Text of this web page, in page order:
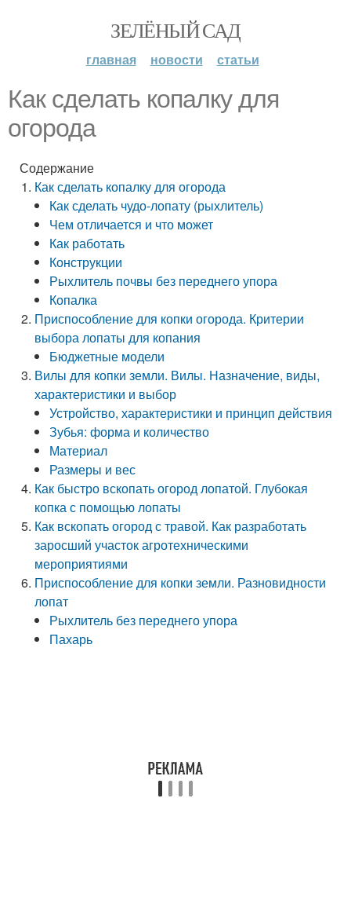
ЗЕЛЁНЫЙ САД
главная новости статьи
Как сделать копалку для
огорода
Содержание
Как сделать копалку для огорода
Как сделать чудо-лопату (рыхлитель)
Чем отличается и что может
Как работать
Конструкции
Рыхлитель почвы без переднего упора
Копалка
Приспособление для копки огорода. Критерии
выбора лопаты для копания
Бюджетные модели
Вилы для копки земли. Вилы. Назначение, виды,
характеристики и выбор
Устройство, характеристики и принцип действия
Зубья: форма и количество
Материал
Размеры и вес
Как быстро вскопать огород лопатой. Глубокая
копка с помощью лопаты
Как вскопать огород с травой. Как разработать
заросший участок агротехническими
мероприятиями
Приспособление для копки земли. Разновидности
лопат
Рыхлитель без переднего упора
Пахарь